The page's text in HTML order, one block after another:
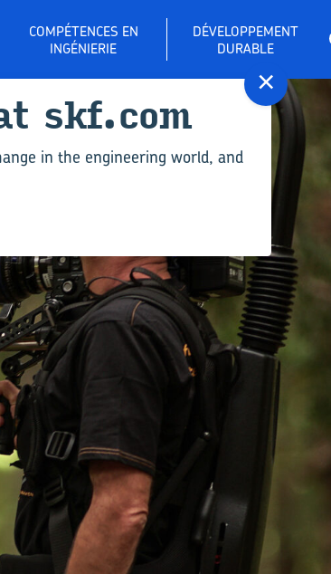
COMPÉTENCES EN
INGÉNIERIE
DÉVELOPPEMENT
DURABLE
×
skf.com
in the engineering world, and